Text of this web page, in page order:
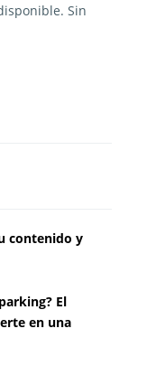
Sin
contenido y
El
en una